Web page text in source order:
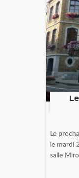
Le
le mardi
salle